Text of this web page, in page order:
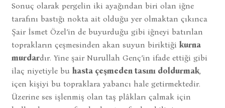
Sonuç olarak pergelin iki ayağından biri olan iğne
tarafını bastığı nokta ait olduğu yer olmaktan çıkınca
Şair İsmet Özel’in de buyurduğu gibi iğneyi batırılan
toprakların çeşmesinden akan suyun biriktiği kurna
murdardır. Yine şair Nurullah Genç’in ifade ettiği gibi
ilaç niyetiyle bu hasta çeşmeden tasını doldurmak,
içen kişiyi bu topraklara yabancı hale getirmektedir.
Üzerine ses işlenmiş olan taş plâkları çalmak için